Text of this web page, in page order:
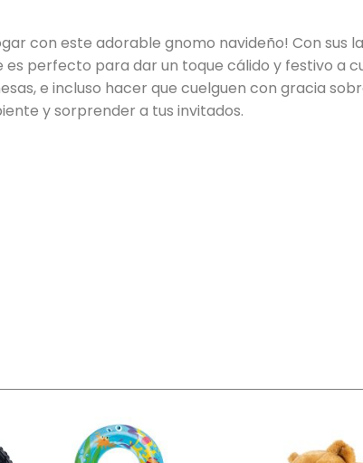
con este adorable gnomo navideño! Con sus
perfecto para dar un toque cálido y festivo a
e incluso hacer que cuelguen con gracia
y sorprender a tus invitados.